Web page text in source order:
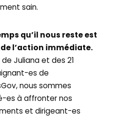
sain.
qu’il nous reste est
l’action immédiate.
Juliana et des 21
es de
nous sommes
es à affronter nos
et dirigeant-es